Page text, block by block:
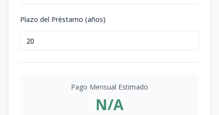
Plazo del Préstamo (años)
Pago Mensual Estimado
N/A